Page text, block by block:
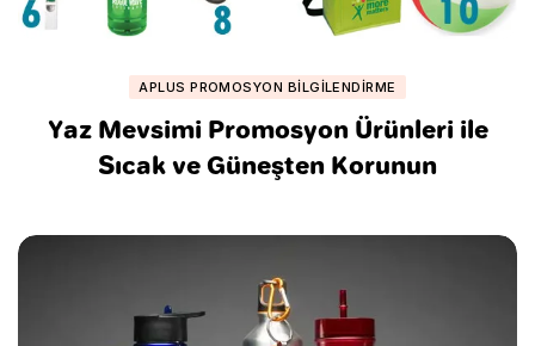
APLUS PROMOSYON BILGILENDIRME
Yaz Mevsimi Promosyon Ürünleri ile
Sıcak ve Güneşten Korunun